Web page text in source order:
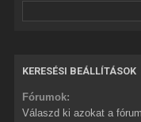
KERESÉSI BEÁLLÍTÁSOK
Fórumok:
Válaszd ki azokat a